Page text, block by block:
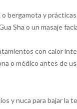
bergamota y
Sha o un masaje
con calor
o médico antes de
y nuca para bajar la